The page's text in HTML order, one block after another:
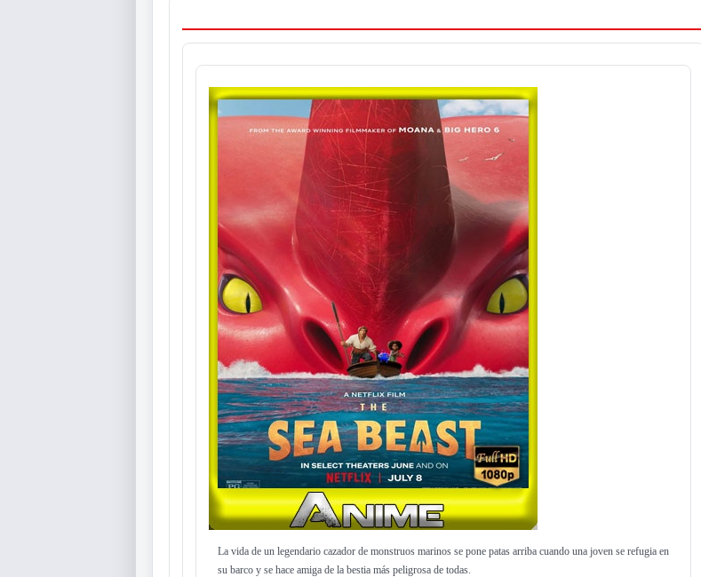
La vida de un legendario cazador de monstruos marinos se pone patas arriba cuando una joven se refugia en
su barco y se hace amiga de la bestia más peligrosa de todas.